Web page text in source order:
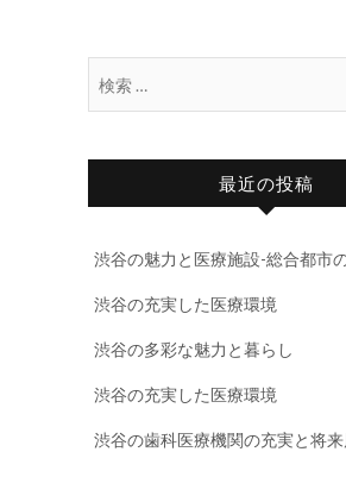
最近の投稿
渋谷の魅力と医療施設-総合都市
渋谷の充実した医療環境
渋谷の多彩な魅力と暮らし
渋谷の充実した医療環境
渋谷の歯科医療機関の充実と将